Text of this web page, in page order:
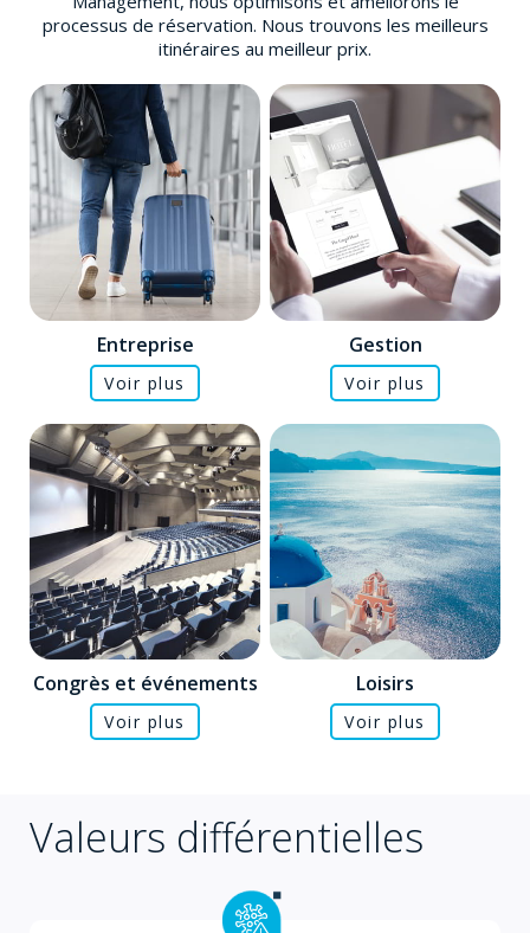
processus de réservation. Nous trouvons les meilleurs
itinéraires au meilleur prix.
Entreprise
Voir plus
Gestion
Voir plus
Congrès et événements
Voir plus
Loisirs
Voir plus
Valeurs différentielles